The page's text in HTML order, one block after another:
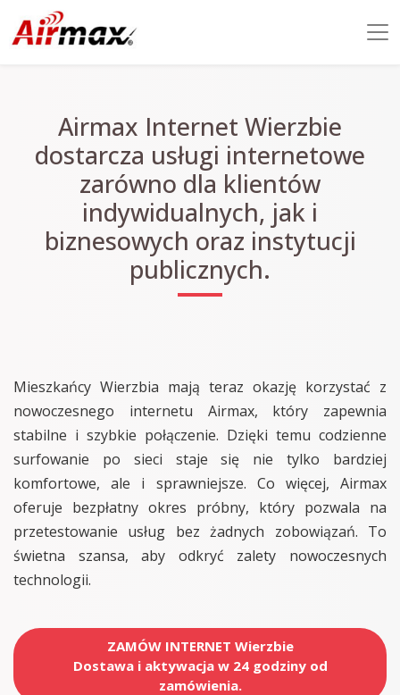
Airmax Internet Wierzbie
dostarcza usługi internetowe
zarówno dla klientów
indywidualnych, jak i
biznesowych oraz instytucji
publicznych.
Mieszkańcy Wierzbia mają teraz okazję korzystać z
nowoczesnego internetu Airmax, który zapewnia
stabilne i szybkie połączenie. Dzięki temu codzienne
surfowanie po sieci staje się nie tylko bardziej
komfortowe, ale i sprawniejsze. Co więcej, Airmax
oferuje bezpłatny okres próbny, który pozwala na
przetestowanie usług bez żadnych zobowiązań. To
świetna szansa, aby odkryć zalety nowoczesnych
technologii.
ZAMÓW INTERNET Wierzbie
Dostawa i aktywacja w 24 godziny od
zamówienia.